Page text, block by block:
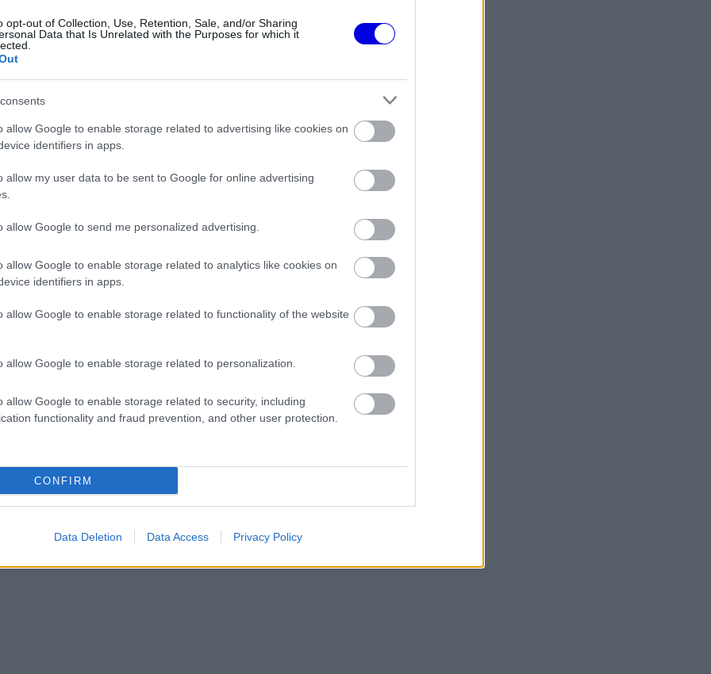
opt-out of Collection, Use, Retention, Sale, and/or Sharing
Data that Is Unrelated with the Purposes for which it
allow Google to enable storage related to advertising like cookies on
identifiers in apps.
allow my user data to be sent to Google for online advertising
allow Google to send me personalized advertising.
allow Google to enable storage related to analytics like cookies on
identifiers in apps.
allow Google to enable storage related to functionality of the website
allow Google to enable storage related to personalization.
allow Google to enable storage related to security, including
functionality and fraud prevention, and other user protection.
CONFIRM
Data Deletion Data Access Privacy Policy
tiszta vizet öntött
FORMA-1
Amerikai versenysorozatban